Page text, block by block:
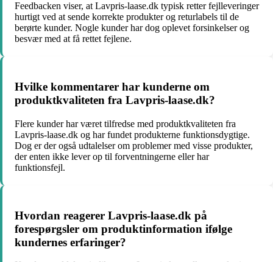
Feedbacken viser, at Lavpris-laase.dk typisk retter fejlleveringer
hurtigt ved at sende korrekte produkter og returlabels til de
berørte kunder. Nogle kunder har dog oplevet forsinkelser og
besvær med at få rettet fejlene.
Hvilke kommentarer har kunderne om
produktkvaliteten fra Lavpris-laase.dk?
Flere kunder har været tilfredse med produktkvaliteten fra
Lavpris-laase.dk og har fundet produkterne funktionsdygtige.
Dog er der også udtalelser om problemer med visse produkter,
der enten ikke lever op til forventningerne eller har
funktionsfejl.
Hvordan reagerer Lavpris-laase.dk på
forespørgsler om produktinformation ifølge
kundernes erfaringer?